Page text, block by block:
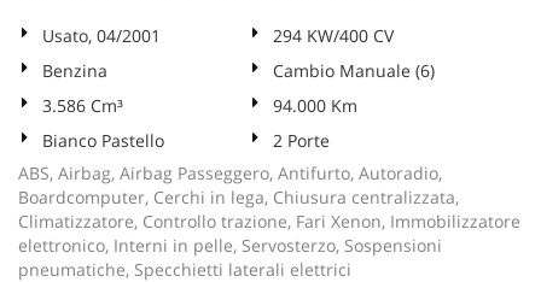
Usato, 04/2001
294 KW/400 CV
Benzina
Cambio Manuale (6)
3.586 Cm³
94.000 Km
Bianco Pastello
2 Porte
ABS, Airbag, Airbag Passeggero, Antifurto, Autoradio,
Boardcomputer, Cerchi in lega, Chiusura centralizzata,
Climatizzatore, Controllo trazione, Fari Xenon, Immobilizzatore
elettronico, Interni in pelle, Servosterzo, Sospensioni
pneumatiche, Specchietti laterali elettrici